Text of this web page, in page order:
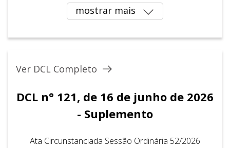
mostrar mais
Ver DCL Completo
DCL n° 121, de 16 de junho de 2026
- Suplemento
Ata Circunstanciada Sessão Ordinária 52/2026